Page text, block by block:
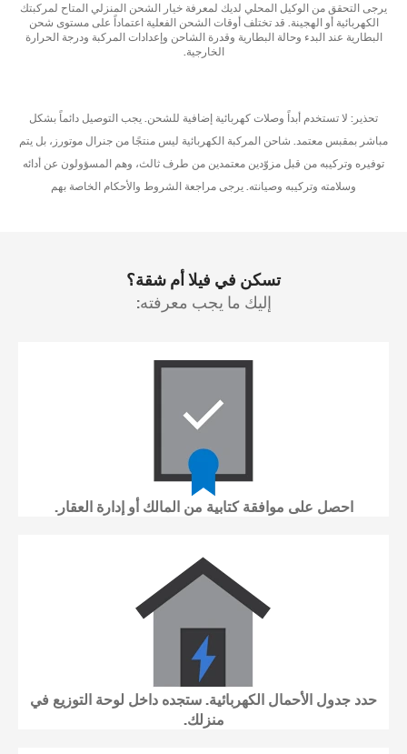
يرجى التحقق من الوكيل المحلي لديك لمعرفة خيار الشحن المنزلي المتاح لمركبتك
الكهربائية أو الهجينة. قد تختلف أوقات الشحن الفعلية اعتماداً على مستوى شحن
البطارية عند البدء وحالة البطارية وقدرة الشاحن وإعدادات المركبة ودرجة الحرارة
الخارجية.
تحذير: لا تستخدم أبداً وصلات كهربائية إضافية للشحن. يجب التوصيل دائماً بشكل
مباشر بمقبس معتمد. شاحن المركبة الكهربائية ليس منتجًا من جنرال موتورز، بل يتم
توفيره وتركيبه من قبل مزوّدين معتمدين من طرف ثالث، وهم المسؤولون عن أدائه
وسلامته وتركيبه وصيانته. يرجى مراجعة الشروط والأحكام الخاصة بهم
تسكن في فيلا أم شقة؟
إليك ما يجب معرفته:
احصل على موافقة كتابية من المالك أو إدارة العقار.
حدد جدول الأحمال الكهربائية. ستجده داخل لوحة التوزيع في
منزلك.